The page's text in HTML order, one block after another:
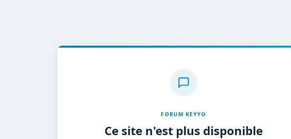
FORUM KEYYO
Ce site n'est plus disponible